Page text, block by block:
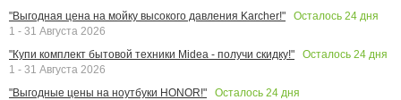
"Выгодная цена на мойку высокого давления Karcher!"
Осталось 24 дня
1 - 31 Августа 2026
"Купи комплект бытовой техники Midea - получи скидку!"
Осталось 24 дня
1 - 31 Августа 2026
"Выгодные цены на ноутбуки HONOR!"
Осталось 24 дня